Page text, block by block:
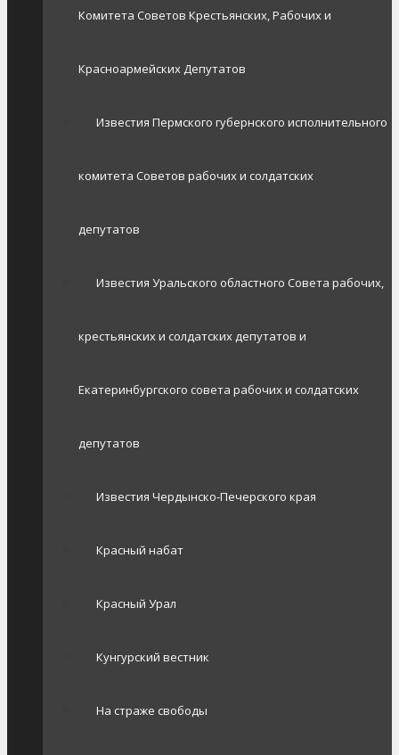
Комитета Советов Крестьянских, Рабочих и
Красноармейских Депутатов
Известия Пермского губернского исполнительного
комитета Советов рабочих и солдатских
депутатов
Известия Уральского областного Совета рабочих,
крестьянских и солдатских депутатов и
Екатеринбургского совета рабочих и солдатских
депутатов
Известия Чердынско-Печерского края
Красный набат
Красный Урал
Кунгурский вестник
На страже свободы